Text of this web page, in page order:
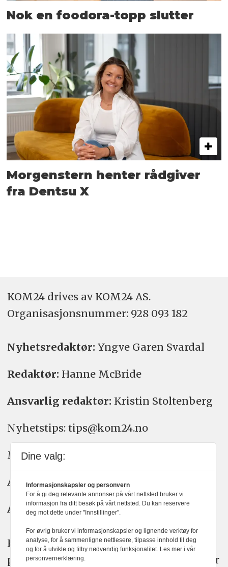
Nok en foodora-topp slutter
Morgenstern henter rådgiver
fra Dentsu X
KOM24 drives av KOM24 AS.
Organisasjons­nummer: 928 093 182
Nyhetsredaktør: Yngve Garen Svardal
Redaktør: Hanne McBride
Ansvarlig redaktør: Kristin Stoltenberg
Nyhetstips: tips@kom24.no
Meninger: meninger@kom24.no
Annonse: annonse@watchmedia.no
Abonnement:kom24@watchmedia.no
KOM24 arbeider etter Vær Varsom-
plakatens regler for god presseskikk. Her
Dine valg:
Informasjonskapsler og personvern
For å gi deg relevante annonser på vårt nettsted bruker vi
informasjon fra ditt besøk på vårt nettsted. Du kan reservere
deg mot dette under "Innstillinger".
For øvrig bruker vi informasjonskapsler og lignende verktøy for
analyse, for å sammenligne nettlesere, tilpasse innhold til deg
og for å utvikle og tilby nødvendig funksjonalitet. Les mer i vår
personvernerklæring.